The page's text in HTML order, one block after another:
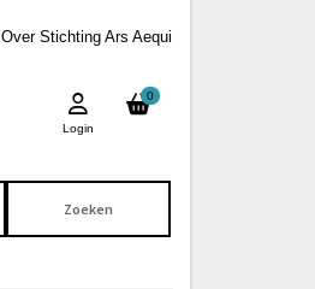
Over Stichting Ars Aequi
0
Login